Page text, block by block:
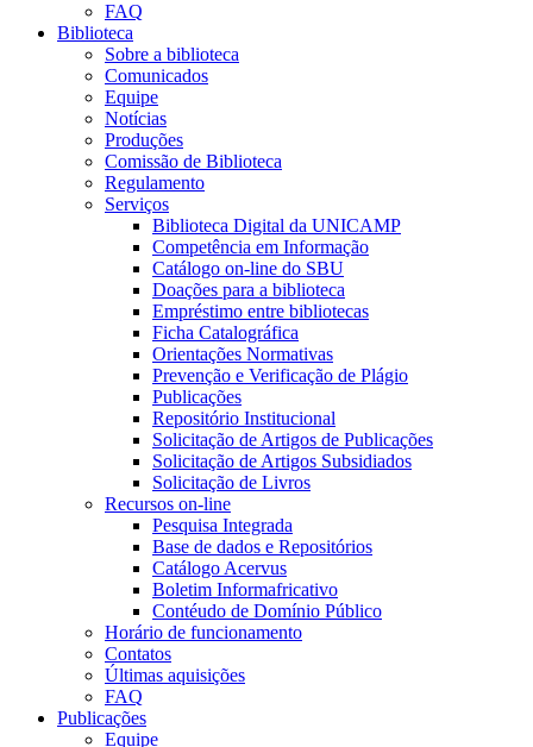
FAQ
Biblioteca
Sobre a biblioteca
Comunicados
Equipe
Notícias
Produções
Comissão de Biblioteca
Regulamento
Serviços
Biblioteca Digital da UNICAMP
Competência em Informação
Catálogo on-line do SBU
Doações para a biblioteca
Empréstimo entre bibliotecas
Ficha Catalográfica
Orientações Normativas
Prevenção e Verificação de Plágio
Publicações
Repositório Institucional
Solicitação de Artigos de Publicações
Solicitação de Artigos Subsidiados
Solicitação de Livros
Recursos on-line
Pesquisa Integrada
Base de dados e Repositórios
Catálogo Acervus
Boletim Informafricativo
Contéudo de Domínio Público
Horário de funcionamento
Contatos
Últimas aquisições
FAQ
Publicações
Equipe